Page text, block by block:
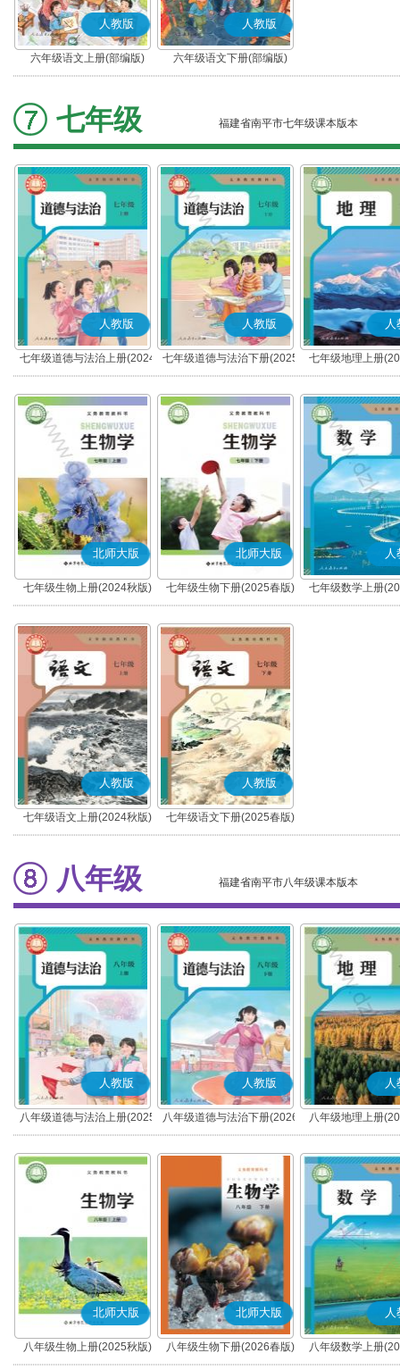
人教版
六年级语文上册(部编版)
人教版
六年级语文下册(部编版)
七年级 福建省南平市七年级课本版本
人教版
七年级道德与法治上册(2024
秋版)(部编版)
人教版
七年级道德与法治下册(2025
春版)(部编版)
人
七年级地理上册
北师大版
七年级生物上册(2024秋版)
北师大版
七年级生物下册(2025春版)
人
七年级数学上册
人教版
七年级语文上册(2024秋版)
(部编版)
人教版
七年级语文下册(2025春版)
(部编版)
八年级 福建省南平市八年级课本版本
人教版
八年级道德与法治上册(2025
秋版)(部编版)
人教版
八年级道德与法治下册(2026
春版)(部编版)
人
八年级地理上册
北师大版
八年级生物上册(2025秋版)
北师大版
八年级生物下册(2026春版)
人
八年级数学上册